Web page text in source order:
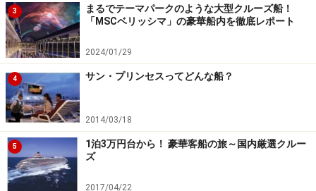
社交ダンス教室なども多く開催。
日本語対応(※日本発着クルーズについて）
約100名の日本語スタッフが乗船し主要な施設では日本
語での対応が可能。ダイニングメニュー、船内アナウン
ス、船内新聞なども日本語なので安心。その他、客室の
3
まるでテーマパークのような大型クルーズ船！
「MSCベリッシマ」の豪華船内を徹底レポート
2024/01/29
4 サン・プリンセスってどんな船？
2014/03/18
5
1泊3万円台から！ 豪華客船の旅～国内厳選クルー
ズ
2017/04/22